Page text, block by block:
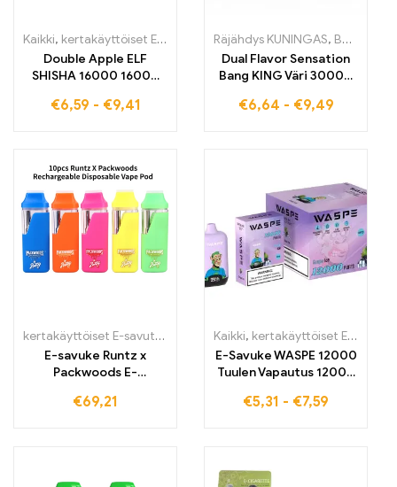
Kaikki, kertakäyttöiset E-savut Kertakäyttöiset sähkötupakat Viro
Double Apple ELF
SHISHA 16000 16000
klassisen omenan maun
€6,59 - €9,41
Räjähdys KUNINGAS, Bang King 30000 Henkäystä
Dual Flavor Sensation
Bang KING Väri 30000
raikkautta jokaisessa
E-savuke
€6,64 - €9,49
kertakäyttöiset E-savut
,kertakäyttöiset E-savut Suomi,
E-savuke Runtz x
Packwoods E-
€69,21
Kaikki, kertakäyttöiset E-savut
E-Savuke WASPE 12000
Tuulen Vapautus 12000
Neste Typ-C
€5,31 - €7,59